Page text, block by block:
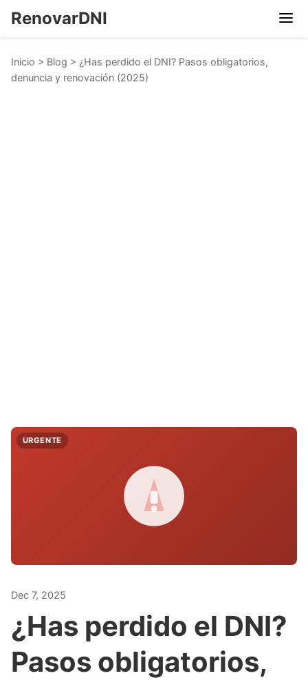
RenovarDNI
Inicio > Blog > ¿Has perdido el DNI? Pasos obligatorios,
denuncia y renovación (2025)
URGENTE
Dec 7, 2025
¿Has perdido el DNI?
Pasos obligatorios,